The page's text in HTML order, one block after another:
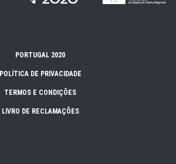
PORTUGAL 2020
POLÍTICA DE PRIVACIDADE
TERMOS E CONDIÇÕES
LIVRO DE RECLAMAÇÕES